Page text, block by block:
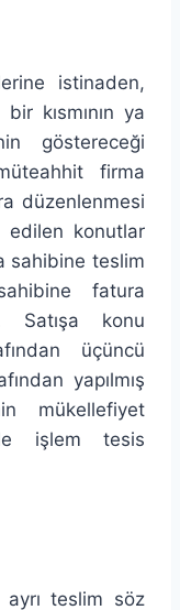
istinaden,
kısmının ya
göstereceği
firma
düzenlenmesi
edilen konutlar
sahibine teslim
fatura
Satışa konu
üçüncü
yapılmış
mükellefiyet
işlem tesis
ayrı teslim söz